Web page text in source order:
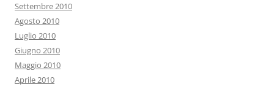
Settembre 2010
Agosto 2010
Luglio 2010
Giugno 2010
Maggio 2010
Aprile 2010